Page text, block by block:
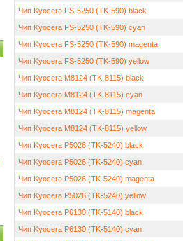
Чип Kyocera FS-5250 (TK-590) black
Чип Kyocera FS-5250 (TK-590) cyan
Чип Kyocera FS-5250 (TK-590) magenta
Чип Kyocera FS-5250 (TK-590) yellow
Чип Kyocera M8124 (TK-8115) black
Чип Kyocera M8124 (TK-8115) cyan
Чип Kyocera M8124 (TK-8115) magenta
Чип Kyocera M8124 (TK-8115) yellow
Чип Kyocera P5026 (TK-5240) black
Чип Kyocera P5026 (TK-5240) cyan
Чип Kyocera P5026 (TK-5240) magenta
Чип Kyocera P5026 (TK-5240) yellow
Чип Kyocera P6130 (TK-5140) black
Чип Kyocera P6130 (TK-5140) cyan